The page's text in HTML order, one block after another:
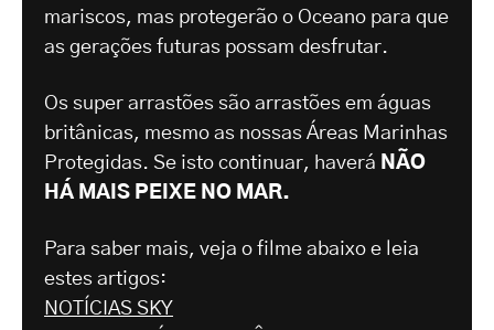
mariscos, mas protegerão o Oceano para que
as gerações futuras possam desfrutar.
Os super arrastões são arrastões em águas
britânicas, mesmo as nossas Áreas Marinhas
Protegidas. Se isto continuar, haverá NÃO
HÁ MAIS PEIXE NO MAR.
Para saber mais, veja o filme abaixo e leia
estes artigos:
NOTÍCIAS SKY